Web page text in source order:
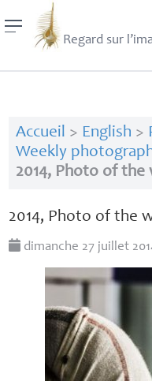
Regard sur
Accueil > English >
Weekly
2014, Photo of the
2014, Photo of the
dimanche 27 juillet